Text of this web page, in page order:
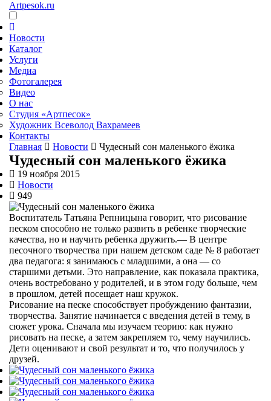
Artpesok.ru
Новости
Каталог
Услуги
Медиа
Фотогалерея
Видео
О нас
Студия «Артпесок»
Художник Всеволод Вахрамеев
Контакты
Главная
Новости Чудесный сон маленького ёжика
Чудесный сон маленького ёжика
19 ноября 2015
Новости
949
Воспитатель Татьяна Репницына говорит, что рисование
песком способно не только развить в ребенке творческие
качества, но и научить ребенка дружить.— В центре
песочного творчества при нашем детском саде № 8 работает
два педагога: я занимаюсь с младшими, а она — со
старшими детьми. Это направление, как показала практика,
очень востребовано у родителей, и в этом году больше, чем
в прошлом, детей посещает наш кружок.
Рисование на песке способствует пробуждению фантазии,
творчества. Занятие начинается с введения детей в тему, в
сюжет урока. Сначала мы изучаем теорию: как нужно
рисовать на песке, а затем закрепляем то, чему научились.
Дети оценивают и свой результат и то, что получилось у
друзей.